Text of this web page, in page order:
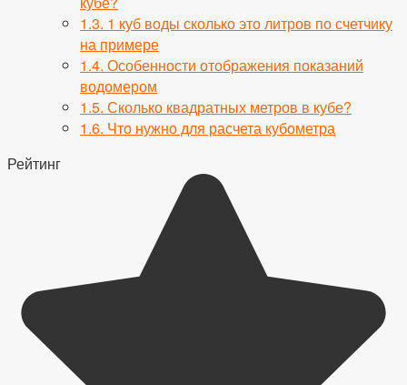
1.3. 1 куб воды сколько это литров по счетчику
на примере
1.4. Особенности отображения показаний
водомером
1.5. Сколько квадратных метров в кубе?
1.6. Что нужно для расчета кубометра
Рейтинг